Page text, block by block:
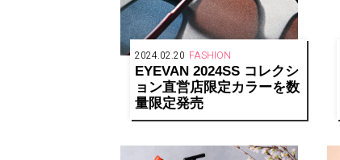
2024.02.20 FASHION
EYEVAN 2024SS コレクシ
ョン直営店限定カラーを数
量限定発売